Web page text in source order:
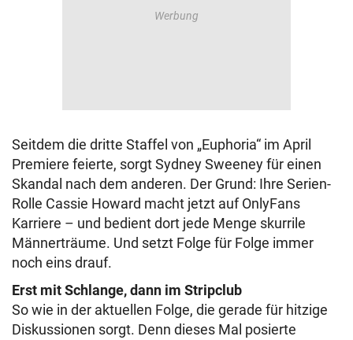
Seitdem die dritte Staffel von „Euphoria“ im April
Premiere feierte, sorgt Sydney Sweeney für einen
Skandal nach dem anderen. Der Grund: Ihre Serien-
Rolle Cassie Howard macht jetzt auf OnlyFans
Karriere – und bedient dort jede Menge skurrile
Männerträume. Und setzt Folge für Folge immer
noch eins drauf.
Erst mit Schlange, dann im Stripclub
So wie in der aktuellen Folge, die gerade für hitzige
Diskussionen sorgt. Denn dieses Mal posierte